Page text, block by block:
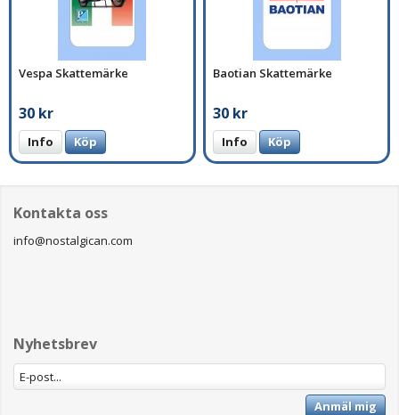
Vespa Skattemärke
30 kr
Info Köp
Baotian Skattemärke
30 kr
Info Köp
Kontakta oss
info@nostalgican.com
Nyhetsbrev
Anmäl mig